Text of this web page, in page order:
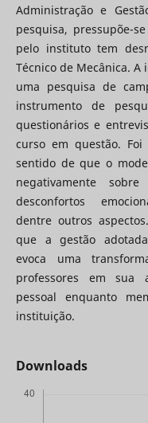
Administração e
pesquisa, pressupõe-
pelo instituto tem
Técnico de Mecânica.
uma pesquisa de
instrumento de
questionários e
curso em questão.
sentido de que o
negativamente
desconfortos
dentre outros
que a gestão
evoca uma
professores em sua
pessoal enquanto
instituição.
Downloads